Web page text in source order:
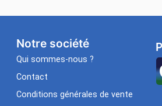
Notre société
Qui sommes-nous ?
Contact
Conditions générales de vente